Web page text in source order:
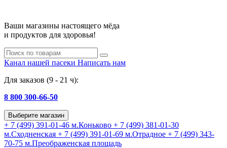
Ваши магазины настоящего мёда
и продуктов для здоровья!
Канал нашей пасеки Написать нам
Для заказов (9 - 21 ч):
8 800 300-66-50
Выберите магазин
+ 7 (499) 391-01-46 м.Коньково + 7 (499) 381-01-30
м.Сходненская + 7 (499) 391-01-69 м.Отрадное + 7 (499) 343-
70-75 м.Преображенская площадь